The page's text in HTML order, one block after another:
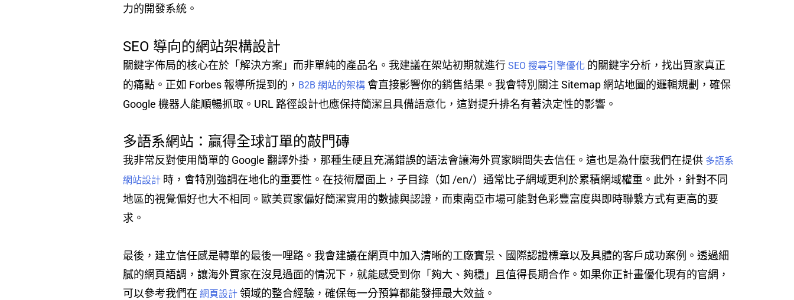
力的開發系統。
SEO 導向的網站架構設計
關鍵字佈局的核心在於「解決方案」而非單純的產品名。我建議在架站初期就進行SEO 搜尋引擎優化 的關鍵字分析，找出買家真正
的痛點。正如 Forbes 報導所提到的， B2B 網站的架構 會直接影響你的銷售結果。我會特別關注 Sitemap 網站地圖的邏輯規劃，確保
Google 機器人能順暢抓取。URL 路徑設計也應保持簡潔且具備語意化，這對提升排名有著決定性的影響。
多語系網站：贏得全球訂單的敲門磚
我非常反對使用簡單的 Google 翻譯外掛，那種生硬且充滿錯誤的語法會讓海外買家瞬間失去信任。這也是為什麼我們在提供 多語系
網站設計 時，會特別強調在地化的重要性。在技術層面上，子目錄（如 /en/）通常比子網域更利於累積網域權重。此外，針對不同
地區的視覺偏好也大不相同。歐美買家偏好簡潔實用的數據與認證，而東南亞市場可能對色彩豐富度與即時聯繫方式有更高的要
求。
最後，建立信任感是轉單的最後一哩路。我會建議在網頁中加入清晰的工廠實景、國際認證標章以及具體的客戶成功案例。透過細
膩的網頁語調，讓海外買家在沒見過面的情況下，就能感受到你「夠大、夠穩」且值得長期合作。如果你正計畫優化現有的官網，
可以參考我們在網頁設計 領域的整合經驗，確保每一分預算都能發揮最大效益。